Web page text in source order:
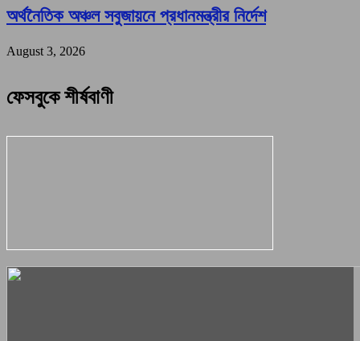
অর্থনৈতিক অঞ্চল সবুজায়নে প্রধানমন্ত্রীর নির্দেশ
August 3, 2026
ফেসবুকে শীর্ষবাণী